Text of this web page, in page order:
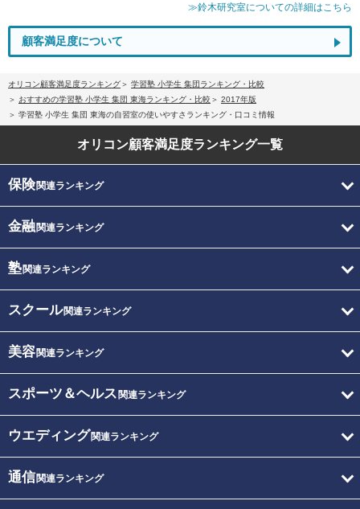
≫鈴木研究室についての詳細はこちら
顧客満足度について
オリコン顧客満足度ランキング
学習塾 小学生 集団ランキング・比較
おすすめの学習塾 小学生 集団 東海ランキング・比較
2017年版
学習塾 小学生 集団 東海の自習室の使いやすさランキング・口コミ情報
オリコン顧客満足度ランキング一覧
保険関連ランキング
金融関連ランキング
塾関連ランキング
スクール関連ランキング
美容関連ランキング
スポーツ＆ヘルス 関連ランキング
ウエディング関連ランキング
通信関連ランキング